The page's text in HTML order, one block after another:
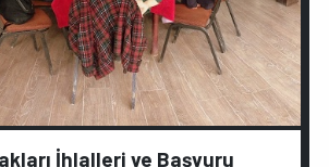
İhlalleri ve Başvuru